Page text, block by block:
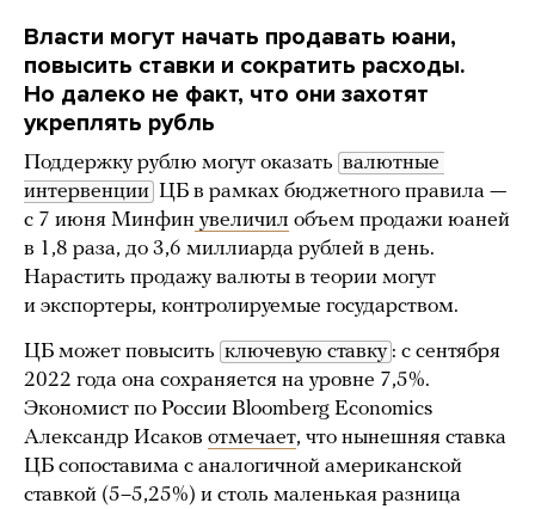
Власти могут начать продавать юани,
повысить ставки и сократить расходы.
Но далеко не факт, что они захотят
укреплять рубль
Поддержку рублю могут оказать валютные
интервенции ЦБ в рамках бюджетного правила —
c 7 июня Минфин увеличил объем продажи юаней
в 1,8 раза, до 3,6 миллиарда рублей в день.
Нарастить продажу валюты в теории могут
и экспортеры, контролируемые государством.
ЦБ может повысить ключевую ставку : с сентября
2022 года она сохраняется на уровне 7,5%.
Экономист по России Bloomberg Economics
Александр Исаков отмечает, что нынешняя ставка
ЦБ сопоставима с аналогичной американской
ставкой (5–5,25%) и столь маленькая разница